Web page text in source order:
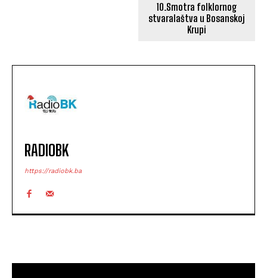
10.Smotra folklornog
stvaralaštva u Bosanskoj
Krupi
RADIOBK
https://radiobk.ba